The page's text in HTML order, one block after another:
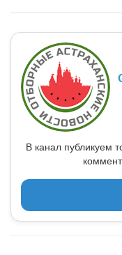
В канал публикуем